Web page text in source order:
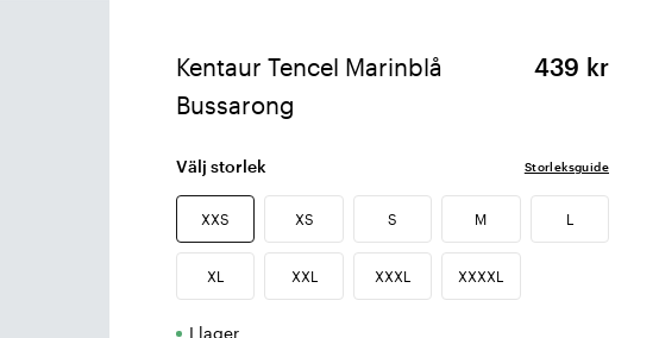
Kentaur Tencel Marinblå
Bussarong
439 kr
Välj storlek Storleksguide
XXS XS S M L
XL XXL XXXL XXXXL
I lager